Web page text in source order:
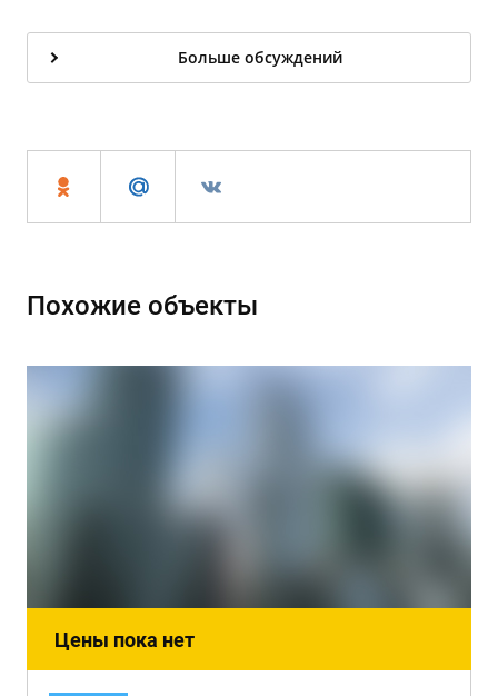
Больше обсуждений
Похожие объекты
Цены пока нет